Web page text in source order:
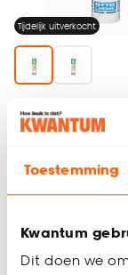
Toestemming
Kwantum
Dit doen we
Tijdelijk uitverkocht
(0)
22.50